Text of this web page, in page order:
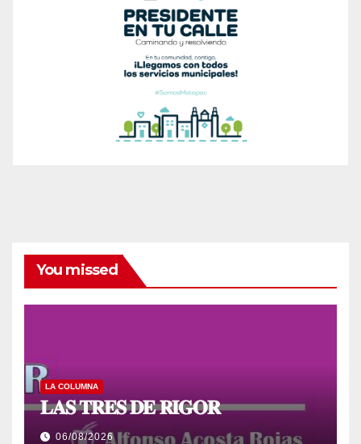
You missed
LA COLUMNA
𝐋𝐀𝐒 𝐓𝐑𝐄𝐒 𝐃𝐄 𝐑𝐈𝐆𝐎𝐑
06/08/2026